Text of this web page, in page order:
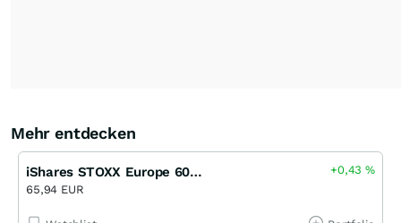
Mehr entdecken
iShares STOXX Europe 600 UCITS ETF (DE)
65,94 EUR
+0,43%